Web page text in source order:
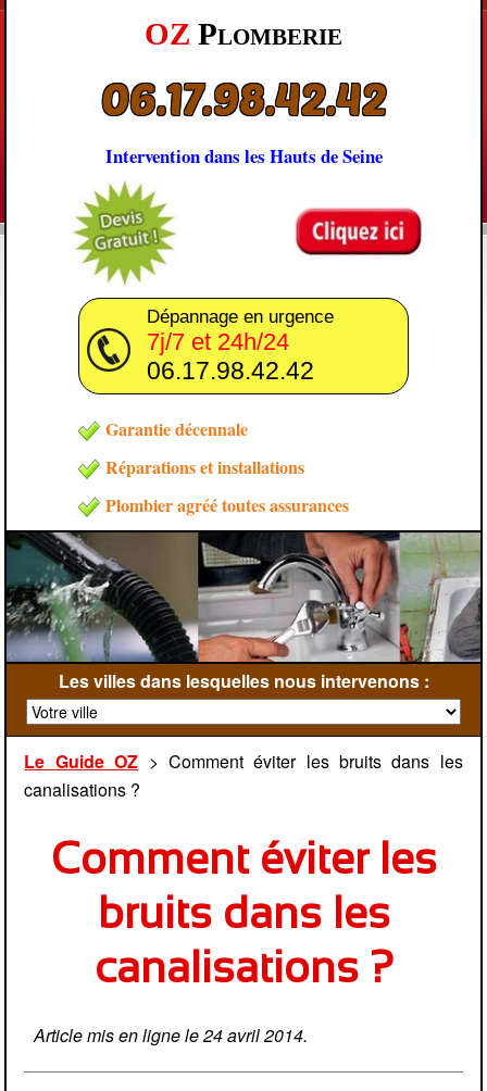
OZ Plomberie
06.17.98.42.42
Intervention dans les Hauts de Seine
Dépannage en urgence
7j/7 et 24h/24
06.17.98.42.42
Garantie décennale
Réparations et installations
Plombier agréé toutes assurances
Les villes dans lesquelles nous intervenons :
Le Guide OZ > Comment éviter les bruits dans les
canalisations ?
Comment éviter les
bruits dans les
canalisations ?
Article mis en ligne le 24 avril 2014.